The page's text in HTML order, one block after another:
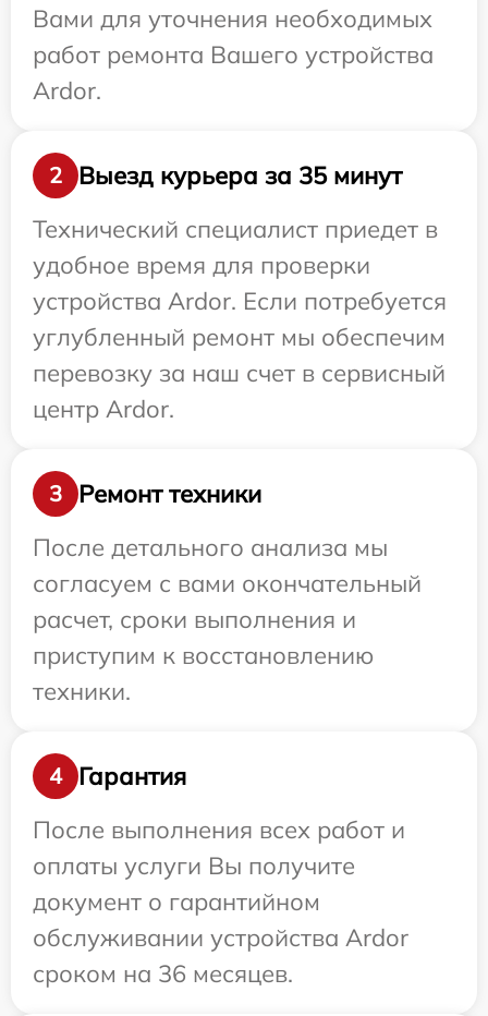
Вами для уточнения необходимых
работ ремонта Вашего устройства
Ardor.
2
Выезд курьера за 35 минут
Технический специалист приедет в
удобное время для проверки
устройства Ardor. Если потребуется
углубленный ремонт мы обеспечим
перевозку за наш счет в сервисный
центр Ardor.
3
Ремонт техники
После детального анализа мы
согласуем с вами окончательный
расчет, сроки выполнения и
приступим к восстановлению
техники.
4
Гарантия
После выполнения всех работ и
оплаты услуги Вы получите
документ о гарантийном
обслуживании устройства Ardor
сроком на 36 месяцев.